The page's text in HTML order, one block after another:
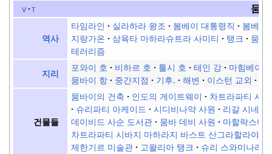
v t 뭄
역사
타임라인 실라하라 왕조 봄베이 대통령직
봄베이
지랑가온
삼육타 마하라슈트라 사미티 탱크
뭄바
테러리즘
지리
포와이 호 비하르 호 툴시 호 테인 강 마힘베이
뭄바이 항
중간지점 기후. 해변 이스턴 교외
건물들
뭄바이의 건축 인도의 게이트웨이
차트라파티 시
슈리파티 아케이드
시디비나약 사원
리갈 시네마
데이비드 사순 도서관
뭄바 데비 사원
마할락스미
차트라파티 시바지 마하라지 바스트 산그라할라야 (
제한기르 미술관
고왈리아 탱크 슈리 스와미나라